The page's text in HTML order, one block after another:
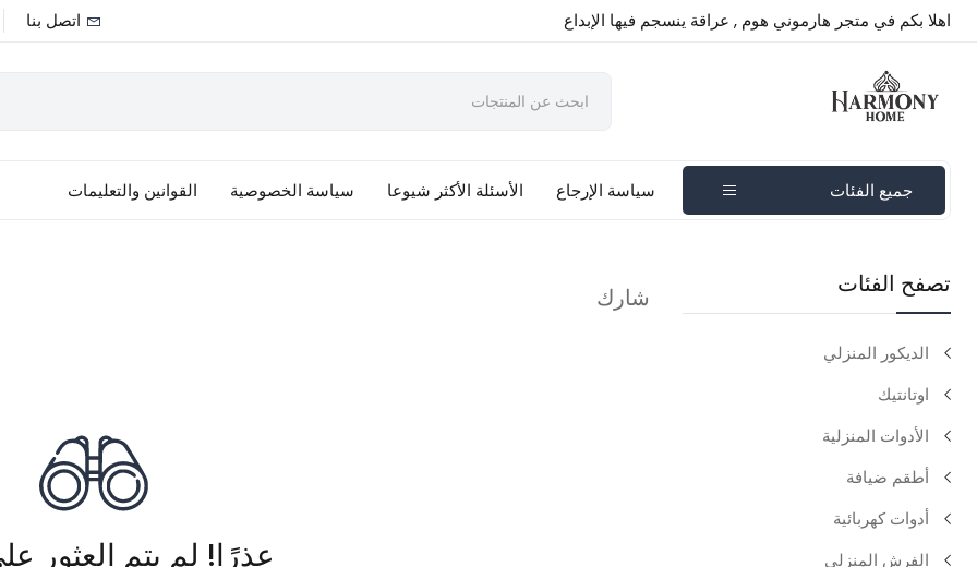
اهلا بكم في متجر هارموني هوم , عراقة ينسجم فيها الإبداع اتصل بنا
جميع الفئات سياسة الإرجاع الأسئلة الأكثر شيوعا سياسة الخصوصية القوانين والتعليمات
تصفح الفئات
الديكور المنزلي
اوتانتيك
الأدوات المنزلية
أطقم ضيافة
أدوات كهربائية
الفرش المنزلي
شارك
عذرًا! لم يتم العثور